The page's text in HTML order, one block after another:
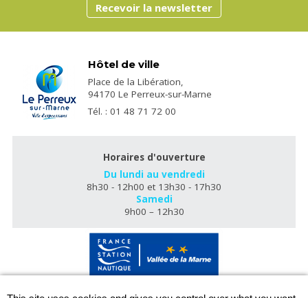
Recevoir la newsletter
Hôtel de ville
Place de la Libération,
94170 Le Perreux-sur-Marne
Tél. : 01 48 71 72 00
Horaires d'ouverture
Du lundi au vendredi
8h30 - 12h00 et 13h30 - 17h30
Samedi
9h00 – 12h30